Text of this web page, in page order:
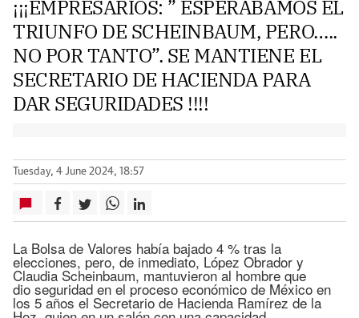
¡¡¡EMPRESARIOS: ” ESPERÁBAMOS EL
TRIUNFO DE SCHEINBAUM, PERO…..
NO POR TANTO”. SE MANTIENE EL
SECRETARIO DE HACIENDA PARA
DAR SEGURIDADES !!!!
Tuesday, 4 June 2024, 18:57
La Bolsa de Valores había bajado 4 % tras la
elecciones, pero, de inmediato, López Obrador y
Claudia Scheinbaum, mantuvieron al hombre que
dio seguridad en el proceso económico de México en
los 5 años el Secretario de Hacienda Ramírez de la